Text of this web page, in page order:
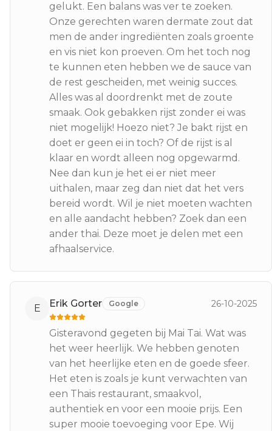
gelukt. Een balans was ver te zoeken.
Onze gerechten waren dermate zout dat
men de ander ingrediënten zoals groente
en vis niet kon proeven. Om het toch nog
te kunnen eten hebben we de sauce van
de rest gescheiden, met weinig succes.
Alles was al doordrenkt met de zoute
smaak. Ook gebakken rijst zonder ei was
niet mogelijk! Hoezo niet? Je bakt rijst en
doet er geen ei in toch? Of de rijst is al
klaar en wordt alleen nog opgewarmd.
Nee dan kun je het ei er niet meer
uithalen, maar zeg dan niet dat het vers
bereid wordt. Wil je niet moeten wachten
en alle aandacht hebben? Zoek dan een
ander thai. Deze moet je delen met een
afhaalservice.
E Erik Gorter Google 26-10-2025
Gisteravond gegeten bij Mai Tai. Wat was
het weer heerlijk. We hebben genoten
van het heerlijke eten en de goede sfeer.
Het eten is zoals je kunt verwachten van
een Thais restaurant, smaakvol,
authentiek en voor een mooie prijs. Een
super mooie toevoeging voor Epe. Wij